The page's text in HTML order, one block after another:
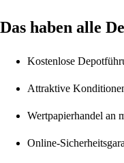
Das haben alle
Kostenlose
Attraktive
Wertpapierhandel an
Online-